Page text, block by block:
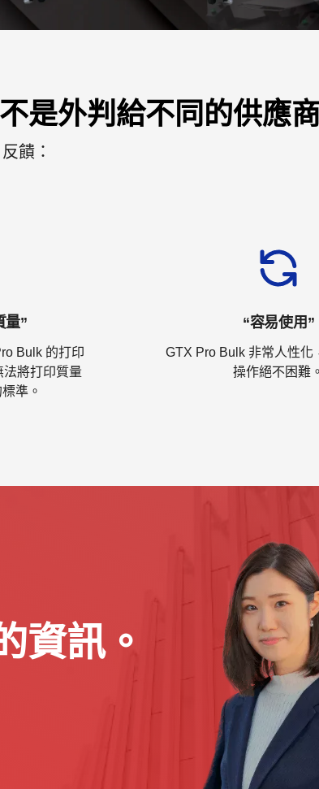
是外判給不同的供應
饋：
量”
Bulk 的打印
法將打印質量
準。
“容易使用”
GTX Pro Bulk 非常人性化
操作絕不困難。
資訊。